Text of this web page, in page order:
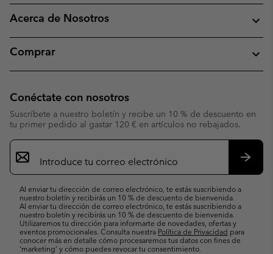
Acerca de Nosotros
Comprar
Conéctate con nosotros
Suscríbete a nuestro boletín y recibe un 10 % de descuento en
tu primer pedido al gastar 120 € en artículos no rebajados.
Suscripción
de
correo
Al enviar tu dirección de correo electrónico, te estás suscribiendo a
nuestro boletín y recibirás un 10 % de descuento de bienvenida.
Al enviar tu dirección de correo electrónico, te estás suscribiendo a
nuestro boletín y recibirás un 10 % de descuento de bienvenida.
Utilizaremos tu dirección para informarte de novedades, ofertas y
eventos promocionales. Consulta nuestra Política de Privacidad para
conocer más en detalle cómo procesaremos tus datos con fines de
’marketing’ y cómo puedes revocar tu consentimiento.